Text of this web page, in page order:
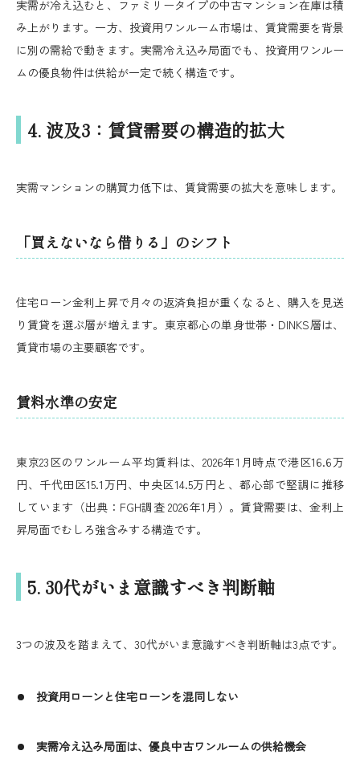
実需が冷え込むと、ファミリータイプの中古マンション在庫は積
み上がります。一方、投資用ワンルーム市場は、賃貸需要を背景
に別の需給で動きます。実需冷え込み局面でも、投資用ワンルー
ムの優良物件は供給が一定で続く構造です。
4. 波及3：賃貸需要の構造的拡大
実需マンションの購買力低下は、賃貸需要の拡大を意味します。
「買えないなら借りる」のシフト
住宅ローン金利上昇で月々の返済負担が重くなると、購入を見送
り賃貸を選ぶ層が増えます。東京都心の単身世帯・DINKS層は、
賃貸市場の主要顧客です。
賃料水準の安定
東京23区のワンルーム平均賃料は、2026年1月時点で港区16.6万
円、千代田区15.1万円、中央区14.5万円と、都心部で堅調に推移
しています（出典：FGH調査 2026年1月）。賃貸需要は、金利上
昇局面でむしろ強含みする構造です。
5. 30代がいま意識すべき判断軸
3つの波及を踏まえて、30代がいま意識すべき判断軸は3点です。
投資用ローンと住宅ローンを混同しない
実需冷え込み局面は、優良中古ワンルームの供給機会